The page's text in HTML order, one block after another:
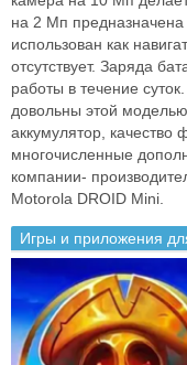
на 2 Мп
использован как
отсутствует. Заряда
работы в течение суток.
довольны этой
аккумулятор, качество
многочисленные
компании-
Motorola DROID Mini.
Игры и приложения